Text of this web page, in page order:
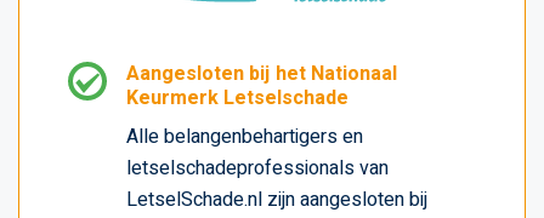
Aangesloten bij het Nationaal
Keurmerk Letselschade
Alle belangenbehartigers en
letselschadeprofessionals van
LetselSchade.nl zijn aangesloten bij